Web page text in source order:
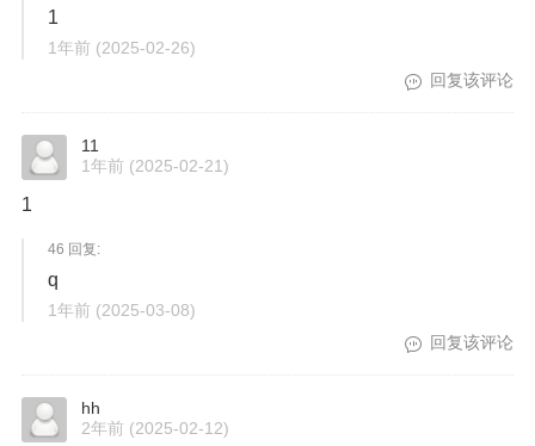
1
1年前 (2025-02-26)
回复该评论
11
1年前 (2025-02-21)
1
46 回复:
q
1年前 (2025-03-08)
回复该评论
hh
2年前 (2025-02-12)